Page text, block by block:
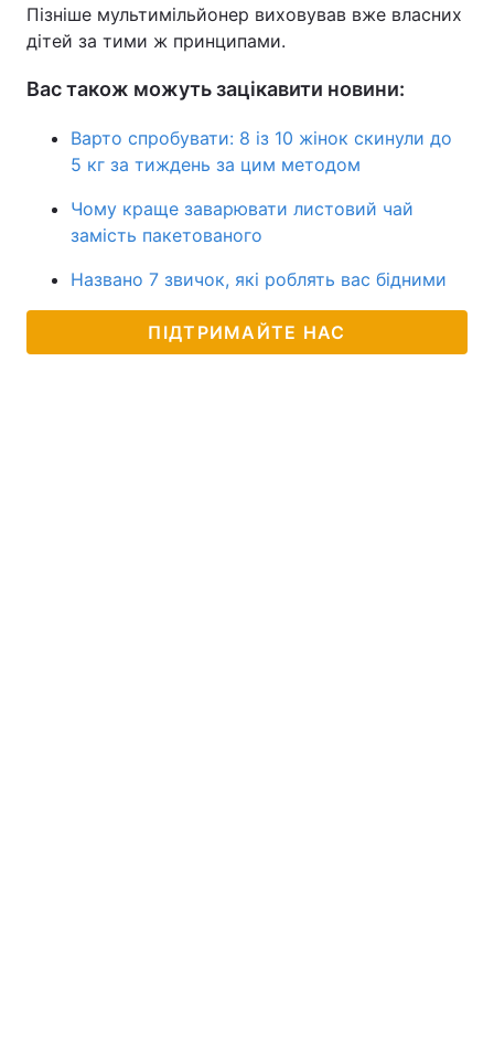
Пізніше мультимільйонер виховував вже власних
дітей за тими ж принципами.
Вас також можуть зацікавити новини:
Варто спробувати: 8 із 10 жінок скинули до
5 кг за тиждень за цим методом
Чому краще заварювати листовий чай
замість пакетованого
Названо 7 звичок, які роблять вас бідними
ПІДТРИМАЙТЕ НАС